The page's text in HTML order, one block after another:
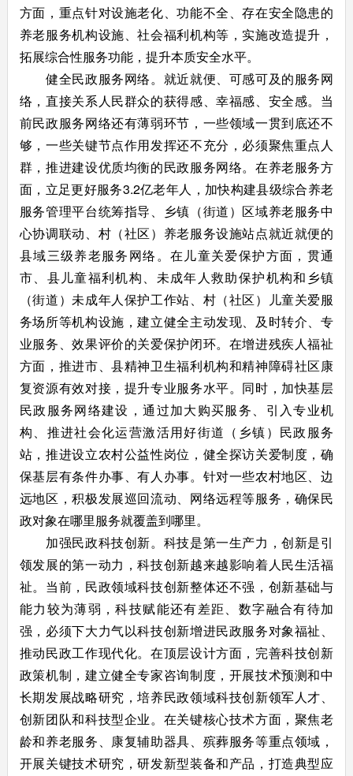
方面，重点针对设施老化、功能不全、存在安全隐患的
养老服务机构设施、社会福利机构等，实施改造提升，
拓展综合性服务功能，提升本质安全水平。
健全民政服务网络。就近就便、可感可及的服务网
络，直接关系人民群众的获得感、幸福感、安全感。当
前民政服务网络还有薄弱环节，一些领域一贯到底还不
够，一些关键节点作用发挥还不充分，必须聚焦重点人
群，推进建设优质均衡的民政服务网络。在养老服务方
面，立足更好服务3.2亿老年人，加快构建县级综合养老
服务管理平台统筹指导、乡镇（街道）区域养老服务中
心协调联动、村（社区）养老服务设施站点就近就便的
县域三级养老服务网络。在儿童关爱保护方面，贯通
市、县儿童福利机构、未成年人救助保护机构和乡镇
（街道）未成年人保护工作站、村（社区）儿童关爱服
务场所等机构设施，建立健全主动发现、及时转介、专
业服务、效果评价的关爱保护闭环。在增进残疾人福祉
方面，推进市、县精神卫生福利机构和精神障碍社区康
复资源有效对接，提升专业服务水平。同时，加快基层
民政服务网络建设，通过加大购买服务、引入专业机
构、推进社会化运营激活用好街道（乡镇）民政服务
站，推进设立农村公益性岗位，健全探访关爱制度，确
保基层有条件办事、有人办事。针对一些农村地区、边
远地区，积极发展巡回流动、网络远程等服务，确保民
政对象在哪里服务就覆盖到哪里。
加强民政科技创新。科技是第一生产力，创新是引
领发展的第一动力，科技创新越来越影响着人民生活福
祉。当前，民政领域科技创新整体还不强，创新基础与
能力较为薄弱，科技赋能还有差距、数字融合有待加
强，必须下大力气以科技创新增进民政服务对象福祉、
推动民政工作现代化。在顶层设计方面，完善科技创新
政策机制，建立健全专家咨询制度，开展技术预测和中
长期发展战略研究，培养民政领域科技创新领军人才、
创新团队和科技型企业。在关键核心技术方面，聚焦老
龄和养老服务、康复辅助器具、殡葬服务等重点领域，
开展关键技术研究，研发新型装备和产品，打造典型应